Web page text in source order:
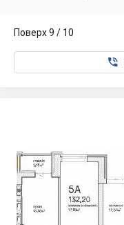
Поверх 9 / 10
